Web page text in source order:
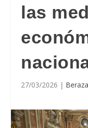
las
27/03/2026 |